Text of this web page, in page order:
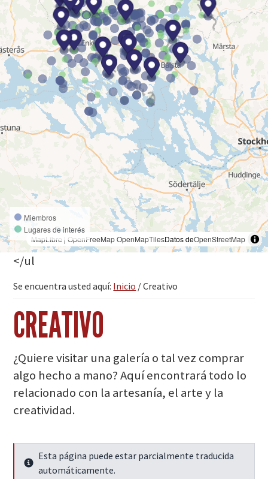
Miembros
Lugares de interés
MapLibre | OpenFreeMapOpenMapTilesDatos deOpenStreetMap
</ul
Se encuentra usted aquí: Inicio /Creativo
CREATIVO
¿Quiere visitar una galería o tal vez comprar
algo hecho a mano? Aquí encontrará todo lo
relacionado con la artesanía, el arte y la
creatividad.
Seguir leyendo
Esta página puede estar parcialmente traducida
automáticamente.